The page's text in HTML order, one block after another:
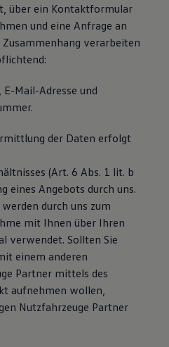
ab Werk
über ein Kontaktformular
und eine Anfrage an
verarbeiten
Mail-Adresse und
der Daten erfolgt
(Art. 6 Abs. 1 lit. b
eines Angebots durch uns.
durch uns zum
mit Ihnen über Ihren
verwendet. Sollten Sie
einem anderen
Partner mittels des
aufnehmen wollen,
Nutzfahrzeuge Partner